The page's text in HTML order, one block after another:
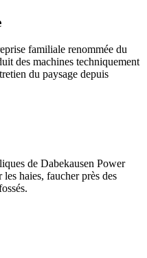
familiale renommée du
des machines techniquement
du paysage depuis
de Dabekausen Power
haies, faucher près des